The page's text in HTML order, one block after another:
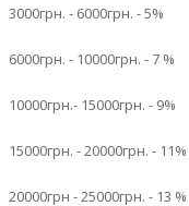
3000грн. - 6000грн. - 5%
6000грн. - 10000грн. - 7 %
10000грн.- 15000грн. - 9%
15000грн. - 20000грн. - 11%
20000грн - 25000грн. - 13 %